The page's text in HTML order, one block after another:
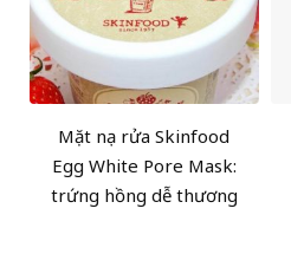
Mặt nạ rửa Skinfood
Egg White Pore Mask:
trứng hồng dễ thương